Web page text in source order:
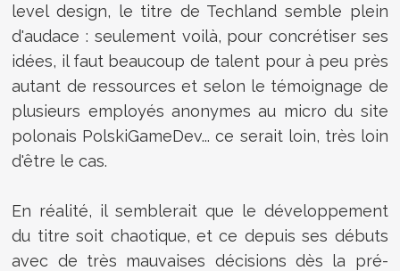
level design, le titre de Techland semble plein
d'audace : seulement voilà, pour concrétiser ses
idées, il faut beaucoup de talent pour à peu près
autant de ressources et selon le témoignage de
plusieurs employés anonymes au micro du site
polonais PolskiGameDev... ce serait loin, très loin
d'être le cas.
En réalité, il semblerait que le développement
du titre soit chaotique, et ce depuis ses débuts
avec de très mauvaises décisions dès la pré-